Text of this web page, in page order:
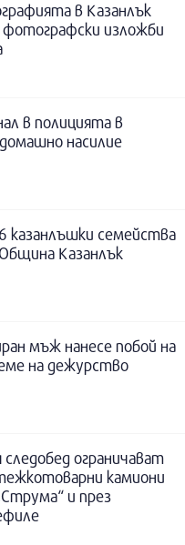
в Казанлък
фотографски изложби
в полицията в
насилие
казанлъшки семейства
Казанлък
мъж нанесе побой на
на дежурство
ограничават
камиони
и през